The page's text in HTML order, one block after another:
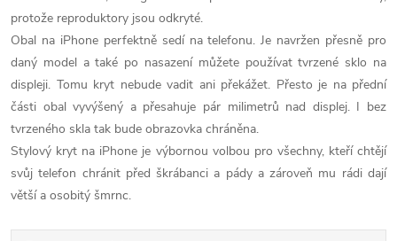
protože reproduktory jsou odkryté.
Obal na iPhone perfektně sedí na telefonu. Je navržen přesně pro
daný model a také po nasazení můžete používat tvrzené sklo na
displeji. Tomu kryt nebude vadit ani překážet. Přesto je na přední
části obal vyvýšený a přesahuje pár milimetrů nad displej. I bez
tvrzeného skla tak bude obrazovka chráněna.
Stylový kryt na iPhone je výbornou volbou pro všechny, kteří chtějí
svůj telefon chránit před škrábanci a pády a zároveň mu rádi dají
větší a osobitý šmrnc.